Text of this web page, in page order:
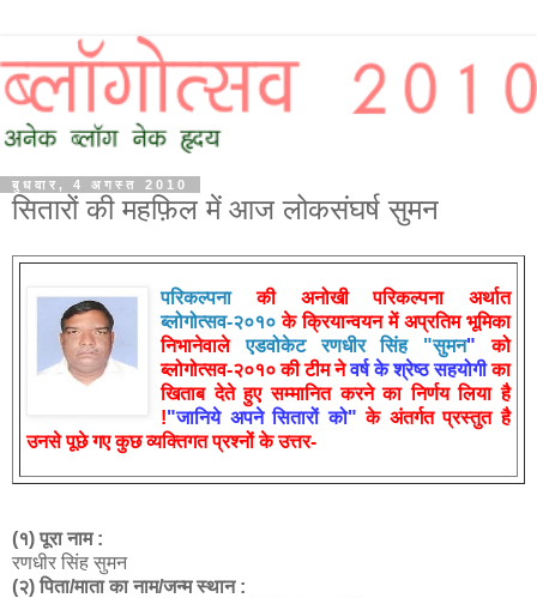
बुधवार, 4 अगस्त 2010
सितारों की महफ़िल में आज लोकसंघर्ष सुमन
परिकल्पनाकी अनोखी परिकल्पना अर्थात
ब्लोगोत्सव-२०१० के क्रियान्वयन में अप्रतिम भूमिका
निभानेवालेएडवोकेट रणधीरसिंह "सुमन" को
ब्लोगोत्सव-२०१० की टीम नेवर्ष के श्रेष्ठ सहयोगीका
खिताब देते हुए सम्मानित करने का निर्णय लिया है
!"जानिये अपने सितारों को" के अंतर्गत प्रस्तुत है
उनसे पूछे गए कुछ व्यक्तिगत प्रश्नों के उत्तर-
(१) पूरा नाम :
रणधीर सिंह सुमन
(२) पिता/माता का नाम/जन्म स्थान :